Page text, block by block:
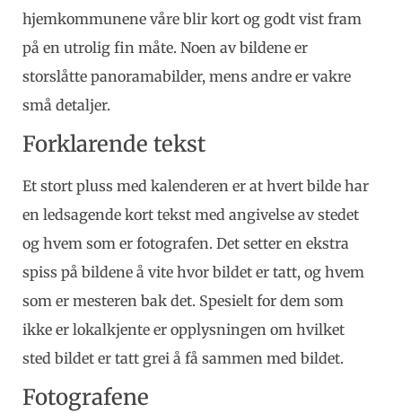
hjemkommunene våre blir kort og godt vist fram
på en utrolig fin måte. Noen av bildene er
storslåtte panoramabilder, mens andre er vakre
små detaljer.
Forklarende tekst
Et stort pluss med kalenderen er at hvert bilde har
en ledsagende kort tekst med angivelse av stedet
og hvem som er fotografen. Det setter en ekstra
spiss på bildene å vite hvor bildet er tatt, og hvem
som er mesteren bak det. Spesielt for dem som
ikke er lokalkjente er opplysningen om hvilket
sted bildet er tatt grei å få sammen med bildet.
Fotografene